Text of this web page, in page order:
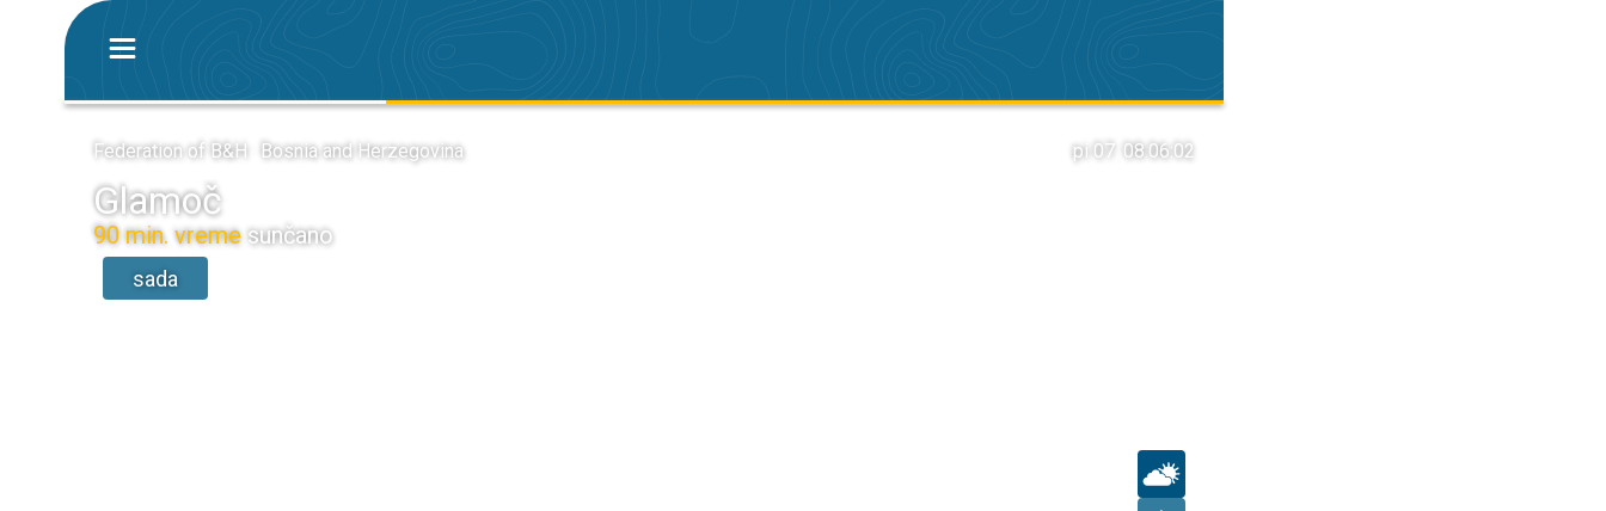
Federation of B&H · Bosnia and Herzegovina pi 07. 08.06:02
Glamoč
90 min. vreme sunčano
sada